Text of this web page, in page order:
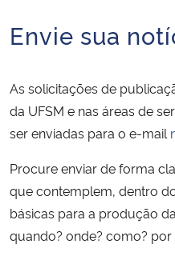
Ministério da Economia
Ministério da Agricultura, Pecuária e
Ministério da Cidadania
Ministério da Saúde
Início do conteúdo
Envie sua
As solicitações de
da UFSM e nas áreas de
ser enviadas para o e-mail
Procure enviar de forma
que contemplem, dentro
básicas para a produção
quando? onde? como? por